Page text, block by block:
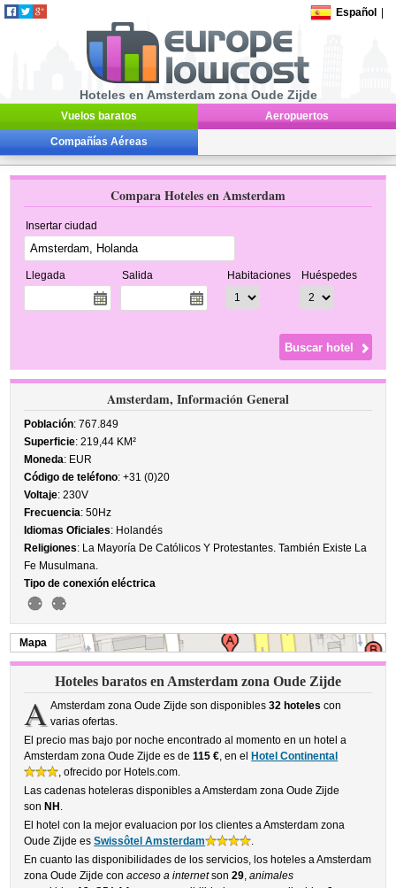
Español
Hoteles en Amsterdam zona Oude Zijde
Vuelos baratos Aeropuertos
Compañías Aéreas
Compara Hoteles en Amsterdam
Insertar ciudad
Llegada Salida Habitaciones Huéspedes
Amsterdam, Información General
Población: 767.849
Superficie: 219,44 KM²
Moneda: EUR
Código de teléfono: +31 (0)20
Voltaje: 230V
Frecuencia: 50Hz
Idiomas Oficiales: Holandés
Religiones: La Mayoría De Católicos Y Protestantes. También Existe La
Fe Musulmana.
Tipo de conexión eléctrica
Mapa
Hoteles baratos en Amsterdam zona Oude Zijde
A Amsterdam zona Oude Zijde son disponibles 32 hoteles con
varias ofertas.
El precio mas bajo por noche encontrado al momento en un hotel a
Amsterdam zona Oude Zijde es de115 €, en el
Hotel Continental
, ofrecido por Hotels.com.
Las cadenas hoteleras disponibles a Amsterdam zona Oude Zijde
son NH .
El hotel con la mejor evaluacion por los clientes a Amsterdam zona
Oude Zijde esSwissôtel Amsterdam
.
En cuanto las disponibilidades de los servicios, los hoteles a Amsterdam
zona Oude Zijde conacceso a internetson29,animales